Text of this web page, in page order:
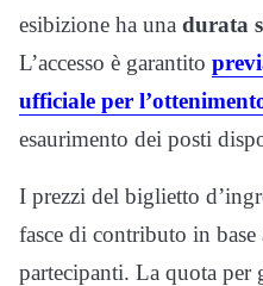
esibizione ha una durata
L’accesso è garantito
ufficiale per
esaurimento dei posti
I prezzi del biglietto
fasce di contributo in base
partecipanti. La quota per